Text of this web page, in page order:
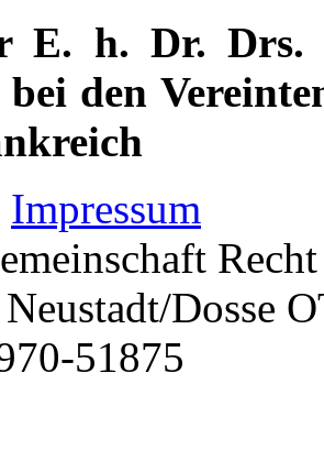
E. h. Dr.
den
Impressum
Dosse
51875